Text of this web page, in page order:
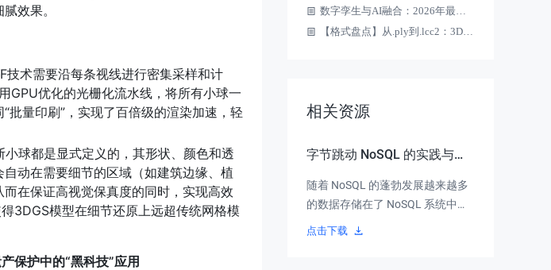
效果。
技术需要沿每条视线进行密集采样和计
GPU优化的光栅化流水线，将所有小球一
批量印刷”，实现了百倍级的渲染加速，轻
小球都是显式定义的，其形状、颜色和透
动在需要细节的区域（如建筑边缘、植
在保证高视觉保真度的同时，实现高效
3DGS模型在细节还原上远超传统网格模
保护中的“黑科技”应用
数字孪生与AI融合：2026年最值得关注的十大技术趋势
【格式盘点】从.ply到.lcc2：3DGS模型保存与加载的常见文件格式全盘点
相关资源
字节跳动 NoSQL 的实践与探
索
随着 NoSQL 的蓬勃发展越来越多
的数据存储在了 NoSQL 系统中，
并且 NoSQL 和 RDBMS 的界限越
点击下载